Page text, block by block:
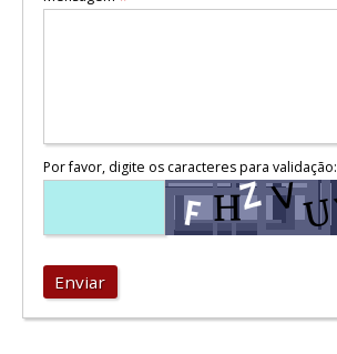
Por favor, digite os caracteres para validação:
Enviar